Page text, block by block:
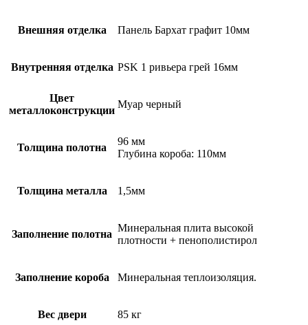
Внешняя отделка Панель Бархат графит 10мм
Внутренняя отделка PSK 1 ривьера грей 16мм
Цвет
металлоконструкции
Муар черный
Толщина полотна
96 мм
Глубина короба: 110мм
Толщина металла 1,5мм
Заполнение полотна
Минеральная плита высокой
плотности + пенополистирол
Заполнение короба Минеральная теплоизоляция.
Вес двери 85 кг